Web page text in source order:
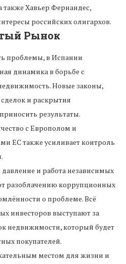
Хавьер Фернандес,
российских олигархов.
Рынок
проблемы, в Испании
динамика в борьбе с
Новые законы,
и раскрытия
результаты.
с Европолом и
ЕС также усиливает контроль
и работа независимых
разоблачению коррупционных
о проблеме. Всё
инвесторов выступают за
недвижимости, который будет
покупателей.
местом для жизни и